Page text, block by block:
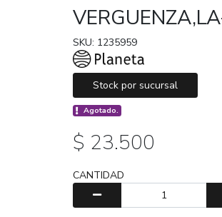
SKU: 1235959
Stock por sucursal
Agotado.
$ 23.500
CANTIDAD